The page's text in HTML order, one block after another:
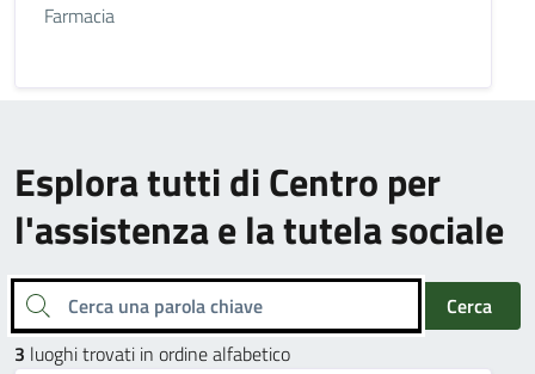
Farmacia
Esplora tutti di Centro per
l'assistenza e la tutela sociale
Cerca una parola chiave
Cerca
3 luoghi trovati in ordine alfabetico